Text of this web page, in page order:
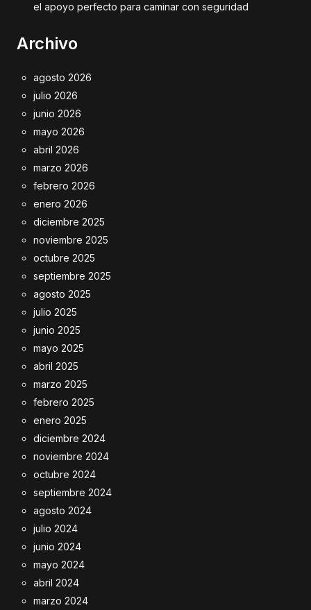
el apoyo perfecto para caminar con seguridad
Archivo
agosto 2026
julio 2026
junio 2026
mayo 2026
abril 2026
marzo 2026
febrero 2026
enero 2026
diciembre 2025
noviembre 2025
octubre 2025
septiembre 2025
agosto 2025
julio 2025
junio 2025
mayo 2025
abril 2025
marzo 2025
febrero 2025
enero 2025
diciembre 2024
noviembre 2024
octubre 2024
septiembre 2024
agosto 2024
julio 2024
junio 2024
mayo 2024
abril 2024
marzo 2024